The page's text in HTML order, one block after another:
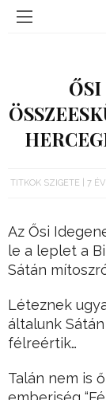
ŐSI
TITKOK SZIGETE 7
Az Ősi
le a leplet a
Sátán
Léteznek
általunk
félreértik…
Talán nem is